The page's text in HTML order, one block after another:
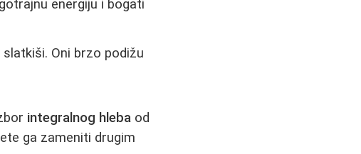
energiju i bogati
Oni brzo podižu
integralnog hleba od
ga zameniti drugim